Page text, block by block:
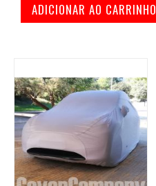
ADICIONAR AO CARRINHO